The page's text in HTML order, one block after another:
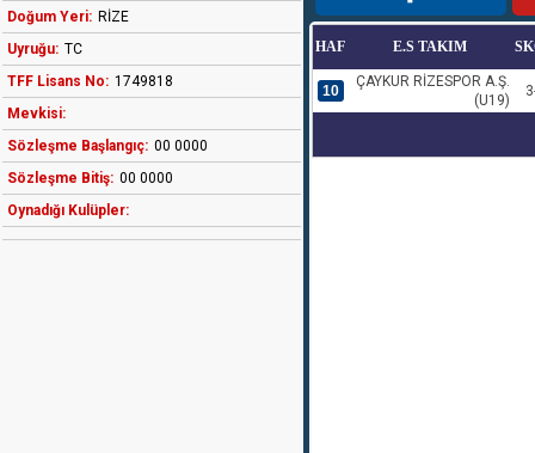
Doğum Yeri: RİZE
Uyruğu: TC
TFF Lisans No: 1749818
Mevkisi:
Sözleşme Başlangıç: 00 0000
Sözleşme Bitiş: 00 0000
Oynadığı Kulüpler:
HAF E.S TAKIM
10
ÇAYKUR RİZESPOR A.Ş.
(U19)